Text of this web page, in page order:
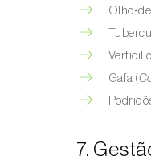
Gafa (
7.